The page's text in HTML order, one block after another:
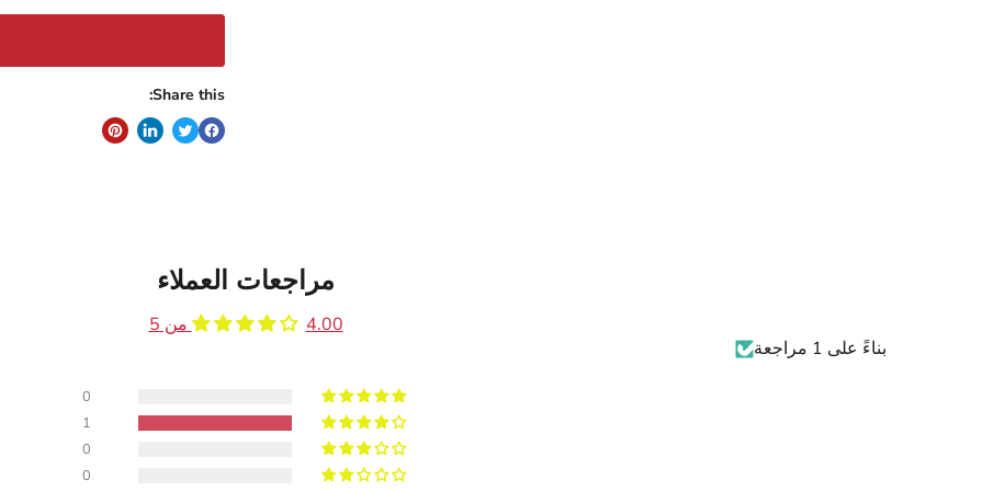
Share this:
مراجعات العملاء
4.00 من 5
بناءً على 1 مراجعة
0
1
0
0